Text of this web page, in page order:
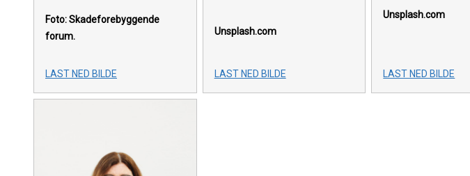
Foto: Skadeforebyggende
forum.
LAST NED BILDE
Unsplash.com
LAST NED BILDE
Unsplash.com
LAST NED BILDE